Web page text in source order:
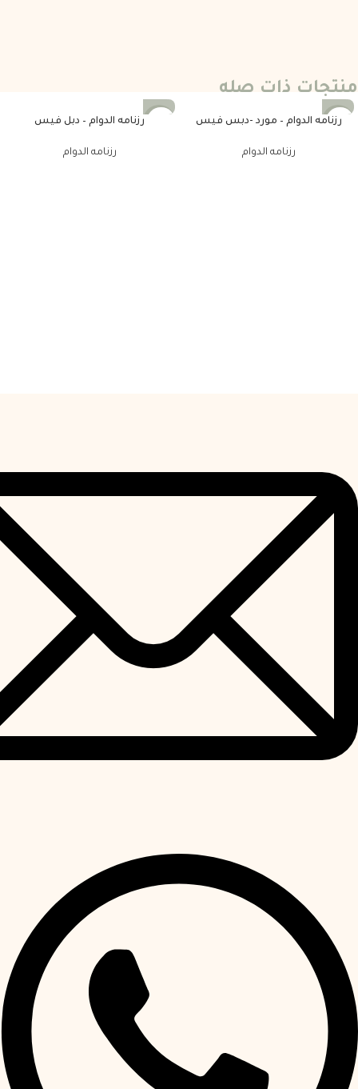
منتجات ذات صله
-25%
رزنامه الدوام – مورد -دبس فيس
رزنامه الدوام
رزنامه الدوام – دبل فيس
رزنامه الدوام